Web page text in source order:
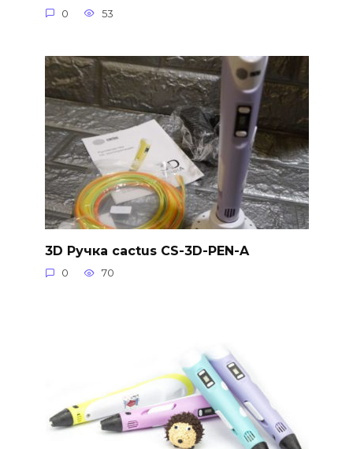
0 53
3D Ручка cactus CS-3D-PEN-A
0 70